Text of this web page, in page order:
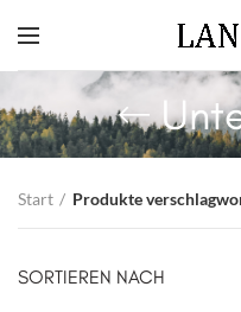
Start Produkte
SORTIEREN NACH